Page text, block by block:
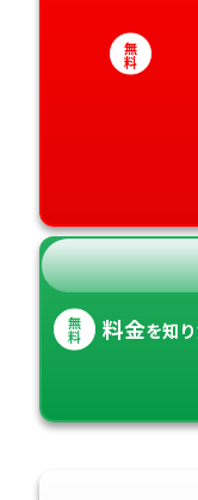
無
料
無
料 料金を知